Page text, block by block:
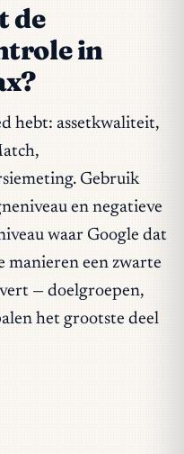
de
in
hebt: assetkwaliteit,
Gebruik
en negatieve
waar Google dat
manieren een zwarte
— doelgroepen,
het grootste deel